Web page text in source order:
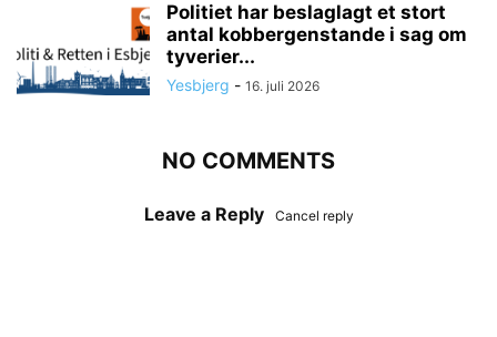
Politiet har beslaglagt et stort
antal kobbergenstande i sag om
tyverier...
Yesbjerg - 16. juli 2026
NO COMMENTS
Leave a Reply Cancel reply